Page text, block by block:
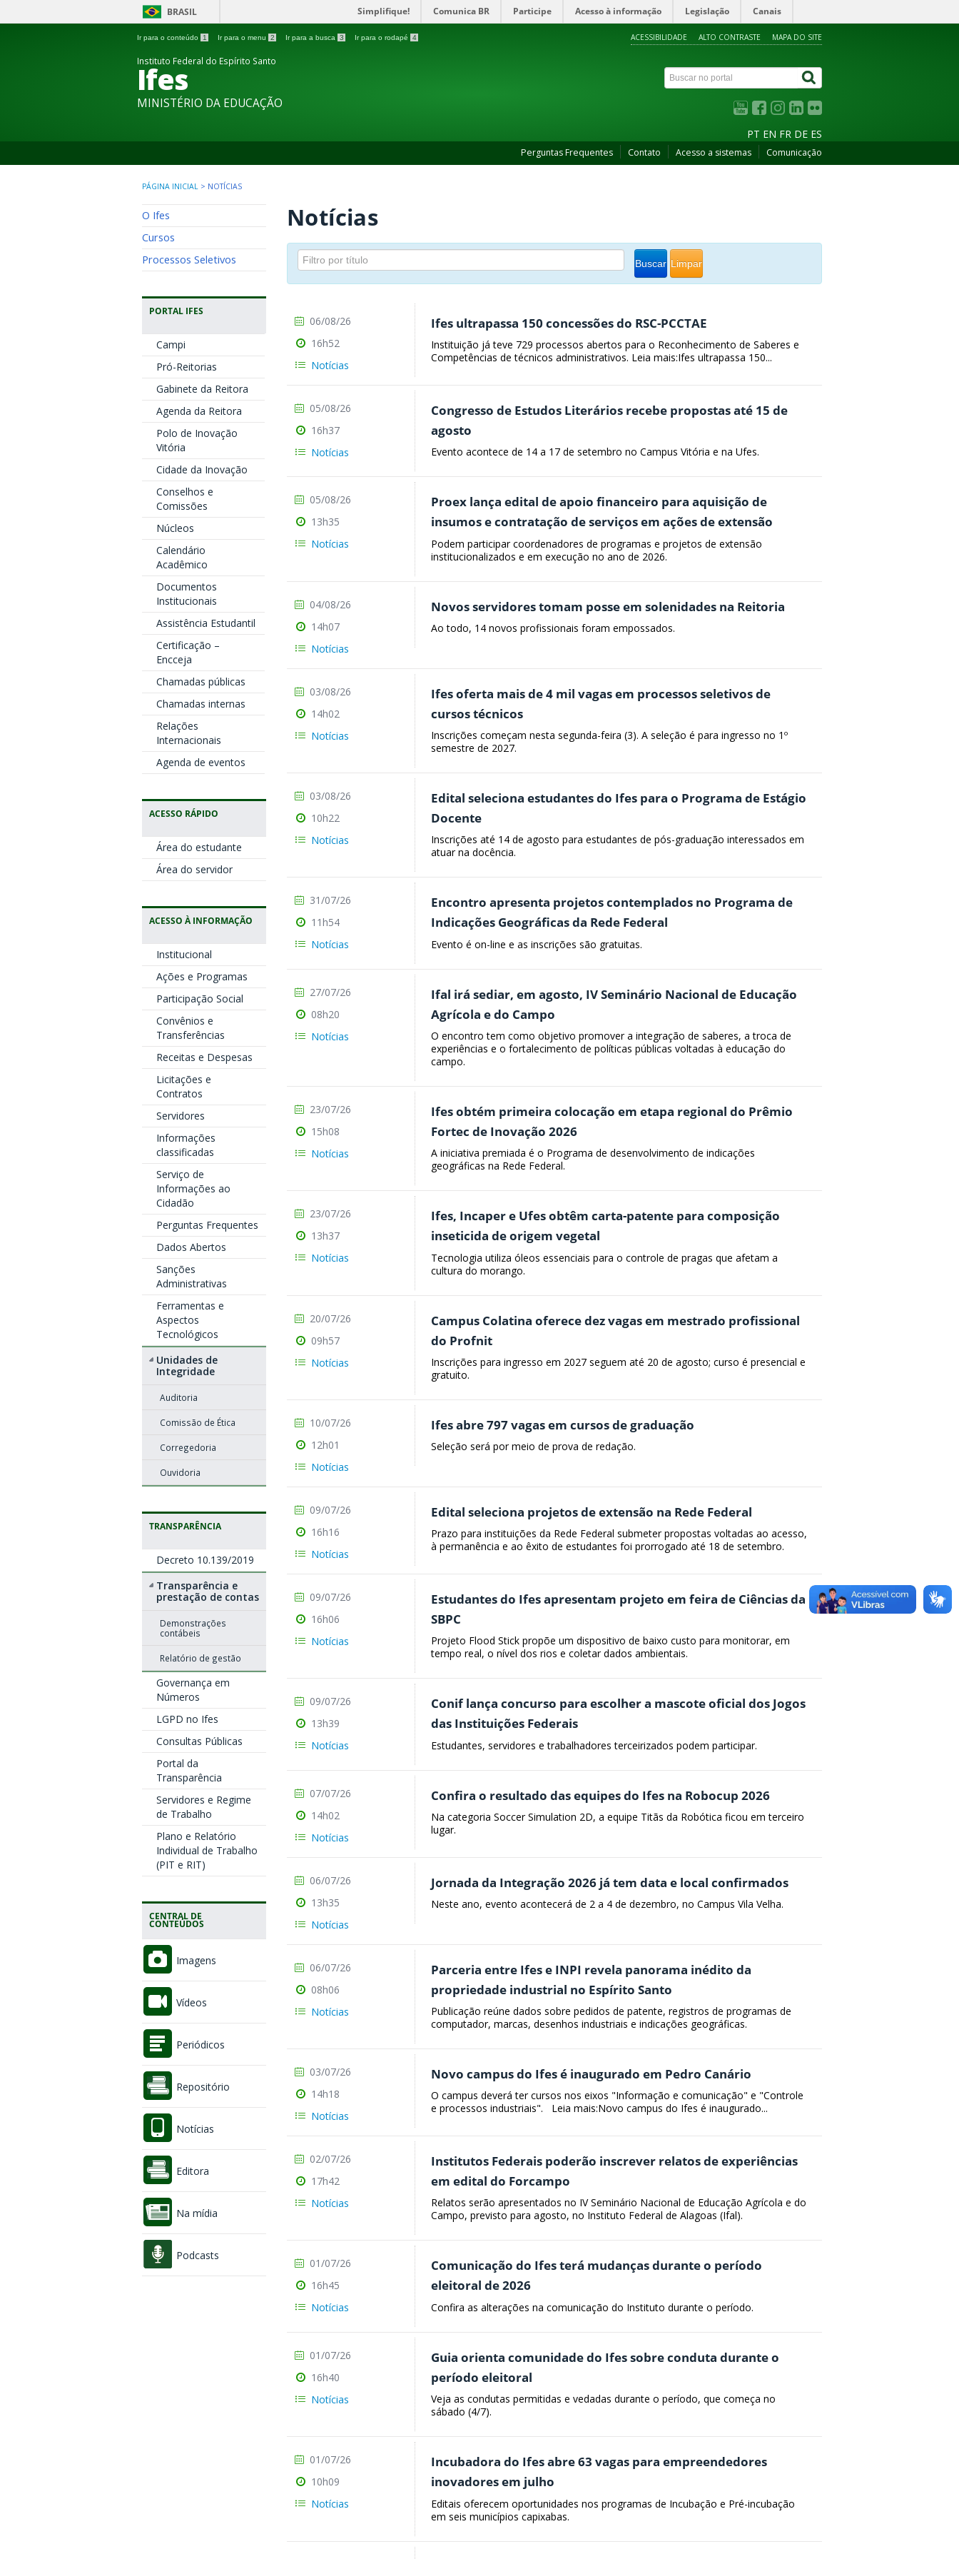
BRASIL Simplifique! Comunica BR Participe Acesso à informação Legislação Canais
Ir para o conteúdo 1 Ir para o menu 2 Ir para a busca 3 Ir para o rodapé 4 ACESSIBILIDADE ALTO CONTRASTE MAPA DO SITE
Instituto Federal do Espírito Santo
Ifes
MINISTÉRIO DA EDUCAÇÃO
PT EN FR DE ES
Perguntas Frequentes Contato Acesso a sistemas Comunicação
PÁGINA INICIAL > NOTÍCIAS
O Ifes
Cursos
Processos Seletivos
PORTAL IFES
Campi
Pró-Reitorias
Gabinete da Reitora
Agenda da Reitora
Polo de Inovação
Vitória
Cidade da Inovação
Conselhos e
Comissões
Núcleos
Calendário
Acadêmico
Documentos
Institucionais
Assistência Estudantil
Certificação –
Encceja
Chamadas públicas
Chamadas internas
Relações
Internacionais
Agenda de eventos
ACESSO RÁPIDO
Área do estudante
Área do servidor
ACESSO À INFORMAÇÃO
Institucional
Ações e Programas
Participação Social
Convênios e
Transferências
Receitas e Despesas
Licitações e
Contratos
Servidores
Informações
classificadas
Serviço de
Informações ao
Cidadão
Perguntas Frequentes
Dados Abertos
Sanções
Administrativas
Ferramentas e
Aspectos
Tecnológicos
Unidades de
Integridade
Auditoria
Comissão de Ética
Corregedoria
Ouvidoria
TRANSPARÊNCIA
Decreto 10.139/2019
Transparência e
prestação de contas
Demonstrações
contábeis
Relatório de gestão
Governança em
Números
LGPD no Ifes
Consultas Públicas
Portal da
Transparência
Servidores e Regime
de Trabalho
Plano e Relatório
Individual de Trabalho
(PIT e RIT)
CENTRAL DE
CONTEÚDOS
Imagens
Vídeos
Periódicos
Repositório
Notícias
Editora
Na mídia
Podcasts
Notícias
Buscar Limpar
Ifes ultrapassa 150 concessões do RSC-PCCTAE
Instituição já teve 729 processos abertos para o Reconhecimento de Saberes e
Competências de técnicos administrativos. Leia mais:Ifes ultrapassa 150...
06/08/26
16h52
Notícias
Congresso de Estudos Literários recebe propostas até 15 de
agosto
Evento acontece de 14 a 17 de setembro no Campus Vitória e na Ufes.
05/08/26
16h37
Notícias
Proex lança edital de apoio financeiro para aquisição de
insumos e contratação de serviços em ações de extensão
Podem participar coordenadores de programas e projetos de extensão
institucionalizados e em execução no ano de 2026.
05/08/26
13h35
Notícias
Novos servidores tomam posse em solenidades na Reitoria
Ao todo, 14 novos profissionais foram empossados.
04/08/26
14h07
Notícias
Ifes oferta mais de 4 mil vagas em processos seletivos de
cursos técnicos
Inscrições começam nesta segunda-feira (3). A seleção é para ingresso no 1º
semestre de 2027.
03/08/26
14h02
Notícias
Edital seleciona estudantes do Ifes para o Programa de Estágio
Docente
Inscrições até 14 de agosto para estudantes de pós-graduação interessados em
atuar na docência.
03/08/26
10h22
Notícias
Encontro apresenta projetos contemplados no Programa de
Indicações Geográficas da Rede Federal
Evento é on-line e as inscrições são gratuitas.
31/07/26
11h54
Notícias
Ifal irá sediar, em agosto, IV Seminário Nacional de Educação
Agrícola e do Campo
O encontro tem como objetivo promover a integração de saberes, a troca de
experiências e o fortalecimento de políticas públicas voltadas à educação do
campo.
27/07/26
08h20
Notícias
Ifes obtém primeira colocação em etapa regional do Prêmio
Fortec de Inovação 2026
A iniciativa premiada é o Programa de desenvolvimento de indicações
geográficas na Rede Federal.
23/07/26
15h08
Notícias
Ifes, Incaper e Ufes obtêm carta-patente para composição
inseticida de origem vegetal
Tecnologia utiliza óleos essenciais para o controle de pragas que afetam a
cultura do morango.
23/07/26
13h37
Notícias
Campus Colatina oferece dez vagas em mestrado profissional
do Profnit
Inscrições para ingresso em 2027 seguem até 20 de agosto; curso é presencial e
gratuito.
20/07/26
09h57
Notícias
Ifes abre 797 vagas em cursos de graduação
Seleção será por meio de prova de redação.
10/07/26
12h01
Notícias
Edital seleciona projetos de extensão na Rede Federal
Prazo para instituições da Rede Federal submeter propostas voltadas ao acesso,
à permanência e ao êxito de estudantes foi prorrogado até 18 de setembro.
09/07/26
16h16
Notícias
Estudantes do Ifes apresentam projeto em feira de Ciências da
SBPC
Projeto Flood Stick propõe um dispositivo de baixo custo para monitorar, em
tempo real, o nível dos rios e coletar dados ambientais.
09/07/26
16h06
Notícias
Conif lança concurso para escolher a mascote oficial dos Jogos
das Instituições Federais
Estudantes, servidores e trabalhadores terceirizados podem participar.
09/07/26
13h39
Notícias
Confira o resultado das equipes do Ifes na Robocup 2026
Na categoria Soccer Simulation 2D, a equipe Titãs da Robótica ficou em terceiro
lugar.
07/07/26
14h02
Notícias
Jornada da Integração 2026 já tem data e local confirmados
Neste ano, evento acontecerá de 2 a 4 de dezembro, no Campus Vila Velha.
06/07/26
13h35
Notícias
Parceria entre Ifes e INPI revela panorama inédito da
propriedade industrial no Espírito Santo
Publicação reúne dados sobre pedidos de patente, registros de programas de
computador, marcas, desenhos industriais e indicações geográficas.
06/07/26
08h06
Notícias
Novo campus do Ifes é inaugurado em Pedro Canário
O campus deverá ter cursos nos eixos "Informação e comunicação" e "Controle
e processos industriais". Leia mais:Novo campus do Ifes é inaugurado...
03/07/26
14h18
Notícias
Institutos Federais poderão inscrever relatos de experiências
em edital do Forcampo
Relatos serão apresentados no IV Seminário Nacional de Educação Agrícola e do
Campo, previsto para agosto, no Instituto Federal de Alagoas (Ifal).
02/07/26
17h42
Notícias
Comunicação do Ifes terá mudanças durante o período
eleitoral de 2026
Confira as alterações na comunicação do Instituto durante o período.
01/07/26
16h45
Notícias
Guia orienta comunidade do Ifes sobre conduta durante o
período eleitoral
Veja as condutas permitidas e vedadas durante o período, que começa no
sábado (4/7).
01/07/26
16h40
Notícias
Incubadora do Ifes abre 63 vagas para empreendedores
inovadores em julho
Editais oferecem oportunidades nos programas de Incubação e Pré-incubação
em seis municípios capixabas.
01/07/26
10h09
Notícias